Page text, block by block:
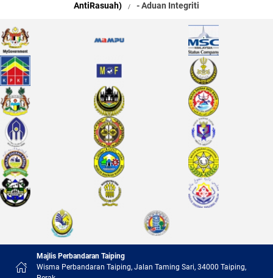
AntiRasuah)
- Aduan Integriti
Majlis Perbandaran Taiping
Wisma Perbandaran Taiping, Jalan Taming Sari, 34000 Taiping,